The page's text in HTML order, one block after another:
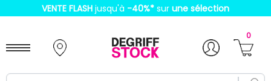
VENTE FLASH jusqu'à -40%* sur une sélection
0